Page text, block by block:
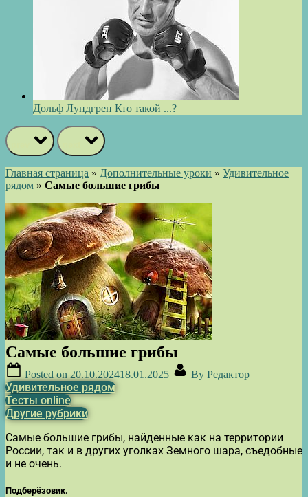
Дольф Лундгрен Кто такой ...?
Главная страница » Дополнительные уроки » Удивительное
рядом » Самые большие грибы
Самые большие грибы
Posted on 20.10.202418.01.2025 By Редактор
Удивительное рядом
Тесты online
Другие рубрики
Самые большие грибы, найденные как на территории
России, так и в других уголках Земного шара, съедобные
и не очень.
Подберёзовик.